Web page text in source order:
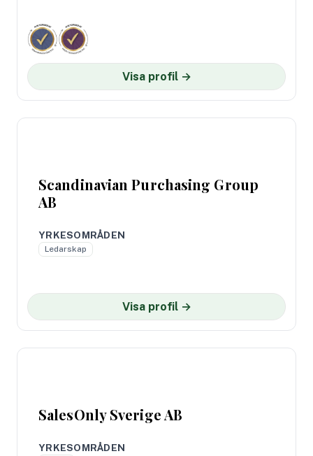
Visa profil →
Scandinavian Purchasing Group
AB
YRKESOMRÅDEN
Ledarskap
Visa profil →
SalesOnly Sverige AB
YRKESOMRÅDEN